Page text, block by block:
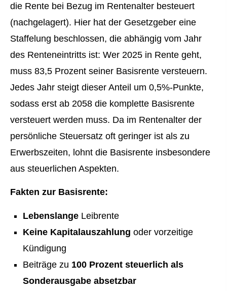
die Rente bei Bezug im Rentenalter besteuert
(nachgelagert). Hier hat der Gesetzgeber eine
Staffelung beschlossen, die abhängig vom Jahr
des Renteneintritts ist: Wer 2025 in Rente geht,
muss 83,5 Prozent seiner Basisrente versteuern.
Jedes Jahr steigt dieser Anteil um 0,5%-Punkte,
sodass erst ab 2058 die komplette Basisrente
versteuert werden muss. Da im Rentenalter der
persönliche Steuersatz oft geringer ist als zu
Erwerbszeiten, lohnt die Basisrente insbesondere
aus steuerlichen Aspekten.
Fakten zur Basisrente:
Lebenslange Leibrente
Keine Kapitalauszahlung oder vorzeitige
Kündigung
Beiträge zu 100 Prozent steuerlich als
Sonderausgabe absetzbar